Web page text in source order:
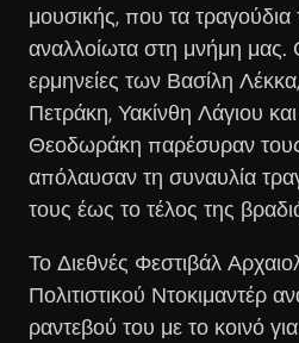
μουσικής, που τα
αναλλοίωτα στη μνήμη μας.
ερμηνείες των Βασίλη
Πετράκη, Υακίνθη Λάγιου
Θεοδωράκη παρέσυραν
απόλαυσαν τη συναυλία
τους έως το τέλος της
Το Διεθνές Φεστιβάλ
Πολιτιστικού Ντοκιμαντέρ
ραντεβού του με το κοινό